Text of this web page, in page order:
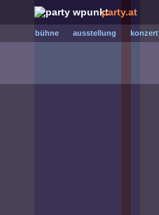
party.at
bühne ausstellung konzert